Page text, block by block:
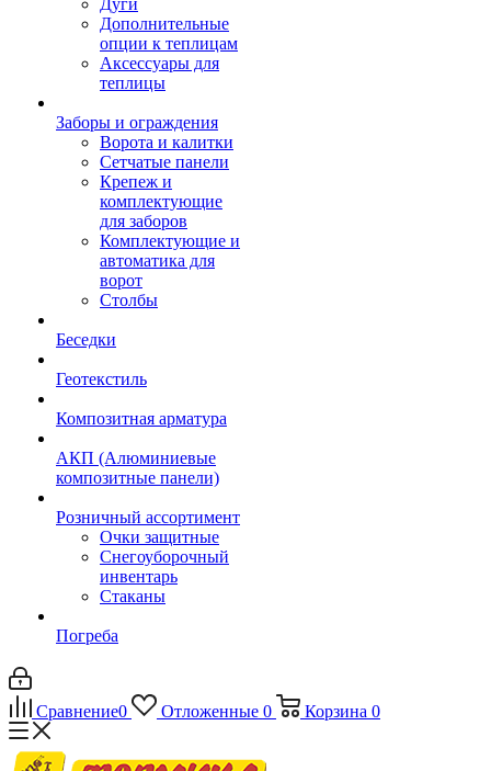
Дуги
Дополнительные
опции к теплицам
Аксессуары для
теплицы
Заборы и ограждения
Ворота и калитки
Сетчатые панели
Крепеж и
комплектующие
для заборов
Комплектующие и
автоматика для
ворот
Столбы
Беседки
Геотекстиль
Композитная арматура
АКП (Алюминиевые
композитные панели)
Розничный ассортимент
Очки защитные
Снегоуборочный
инвентарь
Стаканы
Погреба
Сравнение0 Отложенные 0 Корзина 0